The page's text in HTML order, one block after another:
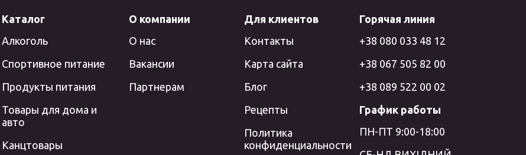
Каталог
Алкоголь
Спортивное питание
Продукты питания
Товары для дома и
авто
Канцтовары
О компании
О нас
Вакансии
Партнерам
Для клиентов
Контакты
Карта сайта
Блог
Рецепты
Политика
конфиденциальности
Горячая линия
+38 080 033 48 12
+38 067 505 82 00
+38 089 522 00 02
График работы
ПН-ПТ 9:00-18:00